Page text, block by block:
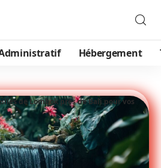
Hébergement
de Lombok près de Bali pour vos